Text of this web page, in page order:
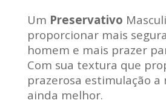
Um Preservativo
proporcionar mais
homem e mais prazer
Com sua textura que
prazerosa estimulação a
ainda melhor.